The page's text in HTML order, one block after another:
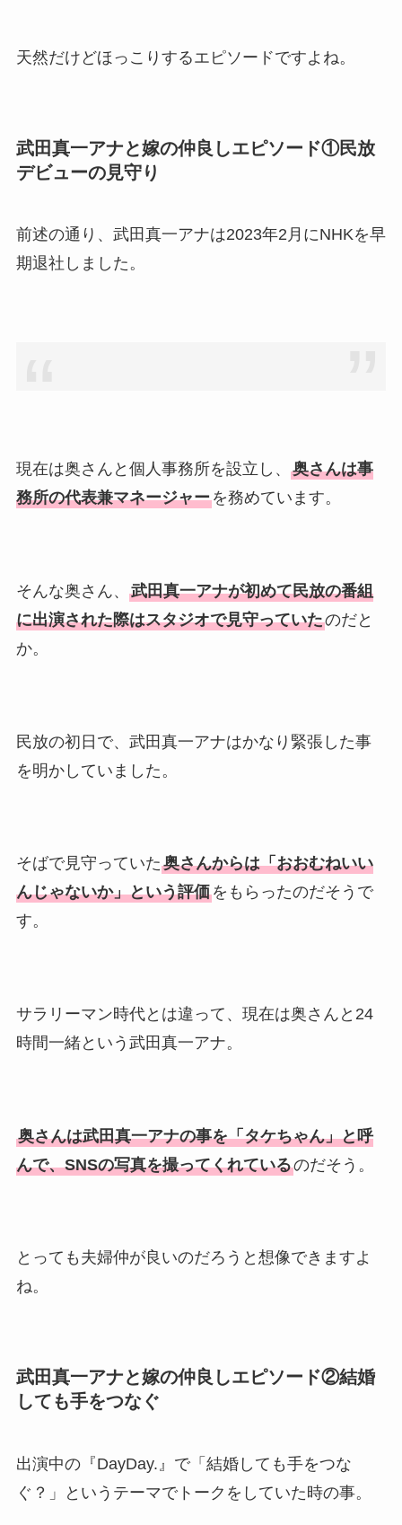
天然だけどほっこりするエピソードですよね。
武田真一アナと嫁の仲良しエピソード①民放
デビューの見守り
前述の通り、武田真一アナは2023年2月にNHKを早
期退社しました。
現在は奥さんと個人事務所を設立し、 奥さんは事
務所の代表兼マネージャーを務めています。
そんな奥さん、 武田真一アナが初めて民放の番組
に出演された際はスタジオで見守っていたのだと
か。
民放の初日で、武田真一アナはかなり緊張した事
を明かしていました。
そばで見守っていた奥さんからは「おおむねいい
んじゃないか」という評価をもらったのだそうで
す。
サラリーマン時代とは違って、現在は奥さんと24
時間一緒という武田真一アナ。
奥さんは武田真一アナの事を「タケちゃん」と呼
んで、SNSの写真を撮ってくれているのだそう。
とっても夫婦仲が良いのだろうと想像できますよ
ね。
武田真一アナと嫁の仲良しエピソード②結婚
しても手をつなぐ
出演中の『DayDay.』で「結婚しても手をつな
ぐ？」というテーマでトークをしていた時の事。